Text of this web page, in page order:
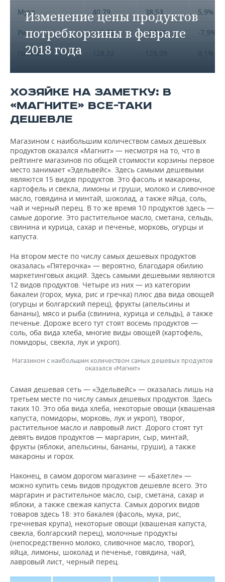
Изменение цены продуктов
потребкорзины в феврале
2018 года
Мука 40,79 38,53 5,9%
Рис 140,75 152,81 -7,9%
Гречка 128,22 128,09 0,1%
Батон 72,44 74,81 -3,2%
Хлеб Сельский 44,88 45,42
Макароны
ХОЗЯЙКЕ НА ЗАМЕТКУ: В
«МАГНИТЕ» ВСЕ-ТАКИ
ДЕШЕВЛЕ
Магазином с наибольшим количеством самых дешевых
продуктов оказался «Магнит» — несмотря на то, что в
рейтинге магазинов по общей стоимости корзины первое
место занимает «Эдельвейс». Здесь самыми дешевыми
являются 15 видов продуктов. Это фасоль и макароны,
картофель и свекла, лимоны и груши, молоко и сливочное
масло, говядина и минтай, шоколад, а также яйца, соль,
чай и черный перец. В то же время 10 продуктов здесь —
самые дорогие. Это растительное масло, сметана, сельдь,
свинина и курица, сахар и печенье, морковь, огурцы и
капуста.
На втором месте по числу самых дешевых продуктов
оказалась «Пятерочка» — вероятно, благодаря обилию
маркетинговых акций. Здесь самыми дешевыми являются
12 видов продуктов. Четыре из них — из категории
бакалеи (горох, мука, рис и гречка) плюс два вида овощей
(огурцы и болгарский перец), фрукты (апельсины и
бананы), мясо и рыба (свинина, курица и сельдь), а также
печенье. Дороже всего тут стоят восемь продуктов —
соль, оба вида хлеба, многие виды овощей (картофель,
помидоры, свекла, лук и укроп).
Магазином с наибольшим количеством самых дешевых продуктов
оказался «Магнит»
Самая дешевая сеть — «Эдельвейс» — оказалась лишь на
третьем месте по числу самых дешевых продуктов. Здесь
таких 10. Это оба вида хлеба, некоторые овощи (квашеная
капуста, помидоры, морковь, лук и укроп), творог,
растительное масло и лавровый лист. Дорого стоят тут
девять видов продуктов — маргарин, сыр, минтай,
фрукты (яблоки, апельсины, бананы, груши), а также
макароны и горох.
Наконец, в самом дорогом магазине — «Бахетле» —
можно купить семь видов продуктов дешевле всего. Это
маргарин и растительное масло, сыр, сметана, сахар и
яблоки, а также свежая капуста. Самых дорогих видов
товаров здесь 18: это бакалея (фасоль, мука, рис,
гречневая крупа), некоторые овощи (квашеная капуста,
свекла, болгарский перец), молочные продукты
(непосредственно молоко, сливочное масло, творог),
яйца, лимоны, шоколад и печенье, говядина, чай,
лавровый лист, черный перец.